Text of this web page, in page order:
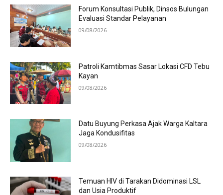
Forum Konsultasi Publik, Dinsos Bulungan
Evaluasi Standar Pelayanan
09/08/2026
Patroli Kamtibmas Sasar Lokasi CFD Tebu
Kayan
09/08/2026
Datu Buyung Perkasa Ajak Warga Kaltara
Jaga Kondusifitas
09/08/2026
Temuan HIV di Tarakan Didominasi LSL
dan Usia Produktif